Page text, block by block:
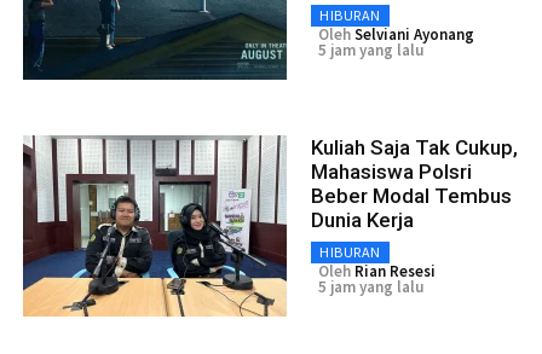
HIBURAN
OlehSelviani Ayonang
5 jam yang lalu
Kuliah Saja Tak Cukup,
Mahasiswa Polsri
Beber Modal Tembus
Dunia Kerja
HIBURAN
Oleh Rian Resesi
5 jam yang lalu